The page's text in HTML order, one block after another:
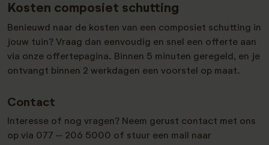
Kosten composiet schutting
Benieuwd naar de kosten van een composiet schutting in
jouw tuin? Vraag dan eenvoudig en snel een offerte aan
via onze offertepagina. Binnen 5 minuten geregeld, en je
ontvangt binnen 2 werkdagen een voorstel op maat.
Contact
Interesse of nog vragen? Neem gerust contact met ons
op via 077 – 206 5000 of stuur een mail naar